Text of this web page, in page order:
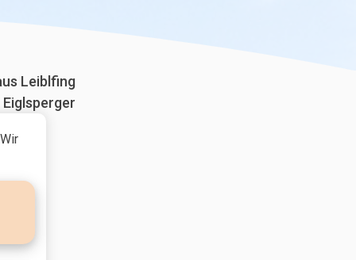
Leiblfing
Eiglsperger